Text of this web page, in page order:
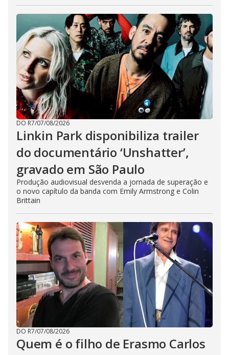
DO R7/07/08/2026
Linkin Park disponibiliza trailer
do documentário ‘Unshatter’,
gravado em São Paulo
Produção audiovisual desvenda a jornada de superação e
o novo capítulo da banda com Emily Armstrong e Colin
Brittain
DO R7/07/08/2026
Quem é o filho de Erasmo Carlos